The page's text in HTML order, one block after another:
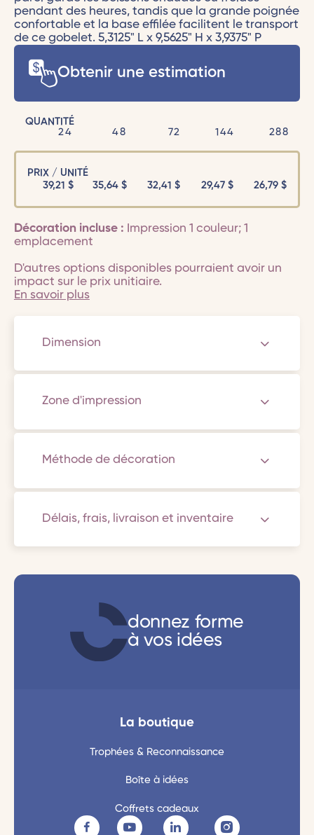
pendant des heures, tandis que la grande poignée
confortable et la base effilée facilitent le transport
de ce gobelet. 5,3125" L x 9,5625" H x 3,9375" P
Obtenir une estimation
QUANTITÉ
24
48 72 144 288
PRIX / UNITÉ
39,21 $ 35,64 $ 32,41$ 29,47$ 26,79$
Décoration incluse : Impression 1 couleur; 1
emplacement
D'autres options disponibles pourraient avoir un
impact sur le prix unitiaire.
En savoir plus
Dimension
Zone d'impression
Méthode de décoration
Délais, frais, livraison et inventaire
donnez forme
à vos idées
La boutique
Trophées & Reconnaissance
Boîte à idées
Coffrets cadeaux